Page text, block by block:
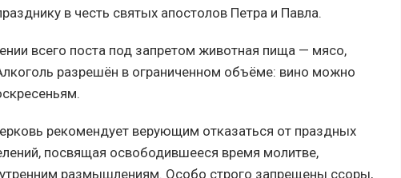
в честь святых апостолов Петра и Павла.
всего поста под запретом животная пища — мясо,
разрешён в ограниченном объёме: вино можно
рекомендует верующим отказаться от праздных
посвящая освободившееся время молитве,
размышлениям. Особо строго запрещены ссоры,